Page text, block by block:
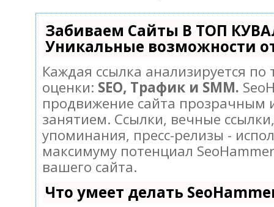
Забиваем Сайты В ТОП
Уникальные возможности
Каждая ссылка анализируется
оценки: SEO, Трафик и SMM.
продвижение сайта прозрачным
занятием. Ссылки, вечные
упоминания, пресс-релизы -
максимуму потенциал
вашего сайта.
Что умеет делать